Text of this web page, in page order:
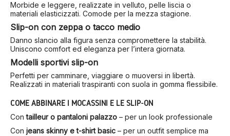
Morbide e leggere, realizzate in velluto, pelle liscia o
materiali elasticizzati. Comode per la mezza stagione.
Slip-on con zeppa o tacco medio
Danno slancio alla figura senza compromettere la stabilità.
Uniscono comfort ed eleganza per l’intera giornata.
Modelli sportivi slip-on
Perfetti per camminare, viaggiare o muoversi in libertà.
Realizzati in materiali traspiranti con suola in gomma flessibile.
COME ABBINARE I MOCASSINI E LE SLIP-ON
Contailleur o pantaloni palazzo – per un look professionale
Con jeans skinny e t-shirt basic – per un outfit semplice ma